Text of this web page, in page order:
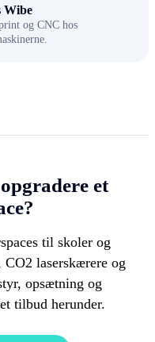
Wibe
og CNC hos
et
til skoler og
CO2 laserskærere og
opsætning og
tilbud herunder.